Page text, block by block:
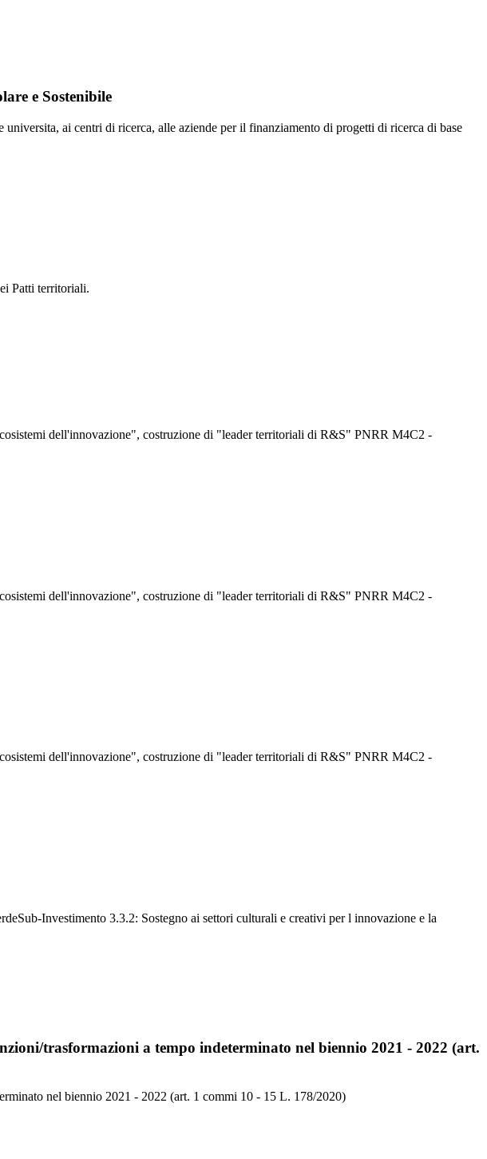
e Sostenibile
ai centri di ricerca, alle aziende per il finanziamento di progetti di ricerca di base
Patti territoriali.
dell'innovazione", costruzione di "leader territoriali di R&S" PNRR M4C2 -
dell'innovazione", costruzione di "leader territoriali di R&S" PNRR M4C2 -
dell'innovazione", costruzione di "leader territoriali di R&S" PNRR M4C2 -
Investimento 3.3.2: Sostegno ai settori culturali e creativi per l innovazione e la
trasformazioni a tempo indeterminato nel biennio 2021 - 2022 (art.
nel biennio 2021 - 2022 (art. 1 commi 10 - 15 L. 178/2020)